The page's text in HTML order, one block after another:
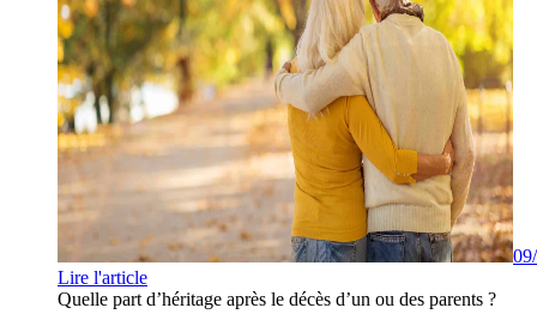
Lire l'article
Quelle part d’héritage après le décès d’un ou des parents ?